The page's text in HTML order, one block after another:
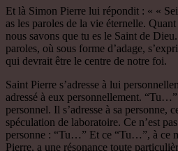
Et là Simon Pierre lui répondit : « «
as les paroles de la vie éternelle.
nous savons que tu es le Saint de
paroles, où sous forme d’adage,
qui devrait être le centre de notre foi.
Saint Pierre s’adresse à lui
adressé à eux personnellement.
personnel. Il s’adresse à sa personne,
spéculation de laboratoire. Ce n’est
personne : “Tu…” Et ce “Tu…”, à ce
Pierre, a une résonance toute